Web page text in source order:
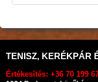
TENISZ, KERÉKPÁR
Értékesítés: +36 70 199